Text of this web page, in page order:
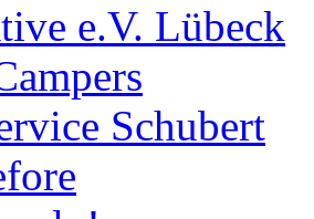
e.V. Lübeck
Schubert